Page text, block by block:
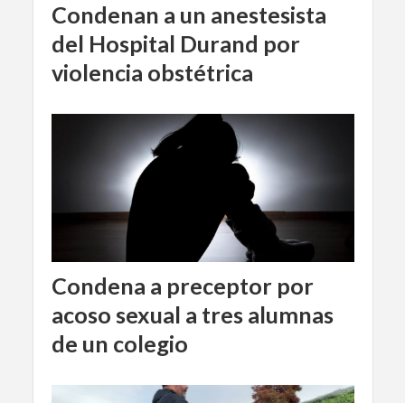
Condenan a un anestesista
del Hospital Durand por
violencia obstétrica
Condena a preceptor por
acoso sexual a tres alumnas
de un colegio